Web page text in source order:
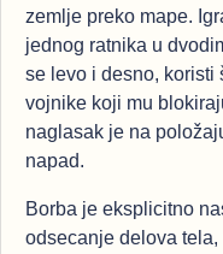
zemlje preko mape.
jednog ratnika u
se levo i desno, koristi
vojnike koji mu
naglasak je na
napad.
Borba je eksplicitno
odsecanje delova